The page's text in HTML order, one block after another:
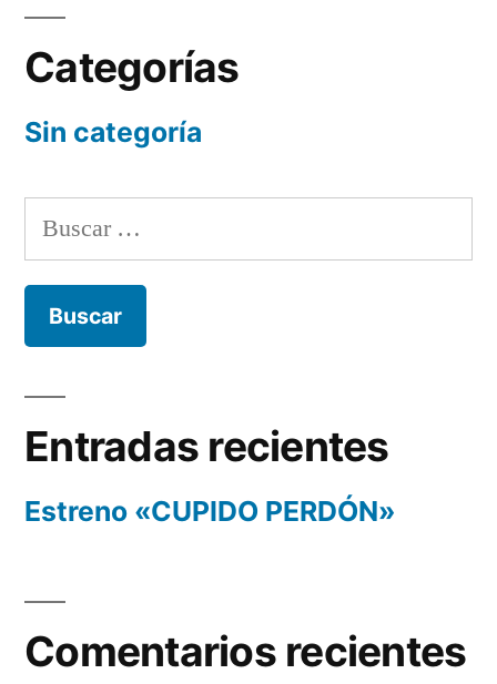
Categorías
Sin categoría
Buscar:
Entradas recientes
Estreno «CUPIDO PERDÓN»
Comentarios recientes